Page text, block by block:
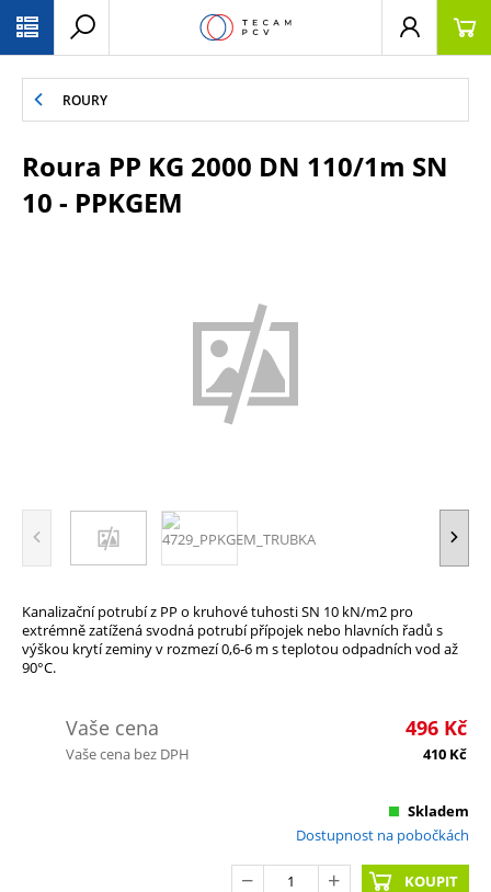
ROURY
Roura PP KG 2000 DN 110/1m SN
10 - PPKGEM
Kanalizační potrubí z PP o kruhové tuhosti SN 10 kN/m2 pro
extrémně zatížená svodná potrubí přípojek nebo hlavních řadů s
výškou krytí zeminy v rozmezí 0,6-6 m s teplotou odpadních vod až
90°C.
Vaše cena 496 Kč
Vaše cena bez DPH 410 Kč
Skladem
Dostupnost na pobočkách
KOUPIT